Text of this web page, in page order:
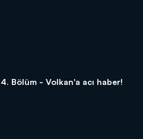
4. Bölüm - Volkan'a acı haber!